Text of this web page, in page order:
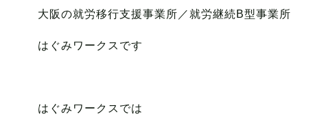
大阪の就労移行支援事業所／就労継続B型事業所
はぐみワークスです
はぐみワークスでは